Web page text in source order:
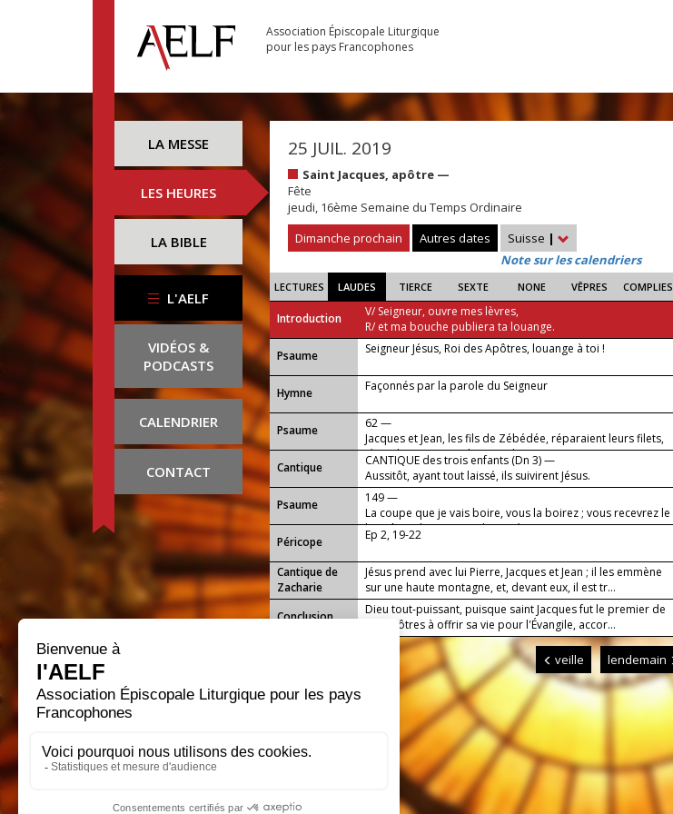
Association Épiscopale Liturgique
pour les pays Francophones
LA MESSE
LES HEURES
LA BIBLE
L'AELF
VIDÉOS &
PODCASTS
CALENDRIER
CONTACT
25 JUIL. 2019
Saint Jacques, apôtre —
Fête
jeudi, 16ème Semaine du Temps Ordinaire
Dimanche prochain
Autres dates Suisse |
Note sur les calendriers
LECTURES LAUDES TIERCE SEXTE NONE VÊPRES COMPLIES
Introduction
V/ Seigneur, ouvre mes lèvres,
R/ et ma bouche publiera ta louange.
Psaume
Seigneur Jésus, Roi des Apôtres, louange à toi !
Hymne Façonnés par la parole du Seigneur
Psaume
62 —
Jacques et Jean, les fils de Zébédée, réparaient leurs filets,
Jésus, les ayant vus, les appela.
Cantique
CANTIQUE des trois enfants (Dn 3) —
Aussitôt, ayant tout laissé, ils suivirent Jésus.
Psaume
149 —
La coupe que je vais boire, vous la boirez ; vous recevrez le
baptême dont je serai baptisé !
Péricope
Ep 2, 19-22
Cantique de
Zacharie
Jésus prend avec lui Pierre, Jacques et Jean ; il les emmène
sur une haute montagne, et, devant eux, il est tr...
Conclusion
Dieu tout-puissant, puisque saint Jacques fut le premier de
tes Apôtres à offrir sa vie pour l'Évangile, accor...
veille lendemain